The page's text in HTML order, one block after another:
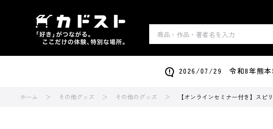
2026/07/29 令和8年熊本
ホーム その他グッズ その他のグッズ 【オンラインセミナー付き】ス